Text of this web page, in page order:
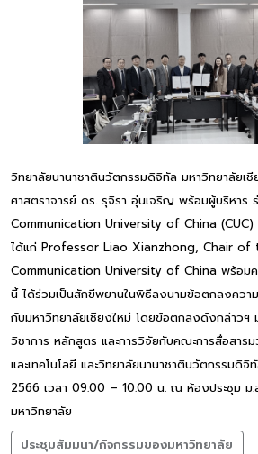
วิทยาลัยนานาชาตินวัตกรรมดิจิทัล มหาวิทยาลัยเ
ศาสตราจารย์ ดร. รุจิรา อุ่นเจริญ พร้อมผู้บริหาร
Communication University of China (CUC)
ได้แก่ Professor Liao Xianzhong, Chair of
Communication University of China พร้อม
นี้ ได้ร่วมเป็นสักขีพยานในพิธีลงนามข้อตกลงควา
กับมหาวิทยาลัยเชียงใหม่ โดยข้อตกลงดังกล่าวฯ
วิชาการ หลักสูตร และการวิจัยกับคณะการสื่อสาร
และเทคโนโลยี และวิทยาลัยนานาชาตินวัตกรรมดิ
2566 เวลา 09.00 – 10.00 น. ณ ห้องประชุม ม.
มหาวิทยาลัย
ประชุมสัมมนา/กิจกรรมของมหาวิทยาลัย